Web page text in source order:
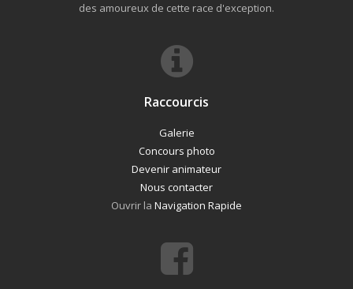
des amoureux de cette race d'exception.
Raccourcis
Galerie
Concours photo
Devenir animateur
Nous contacter
Ouvrir la Navigation Rapide